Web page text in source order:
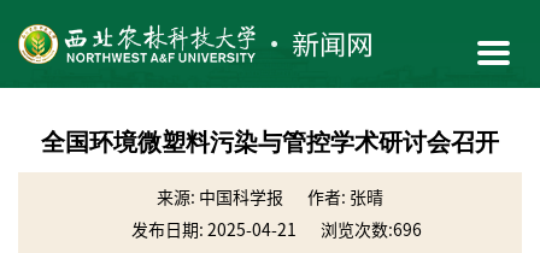
全国环境微塑料污染与管控学术研讨会召开
来源: 中国科学报
作者: 张晴
发布日期: 2025-04-21
浏览次数:696